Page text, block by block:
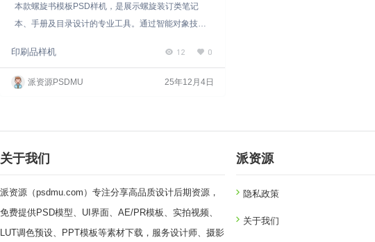
本款螺旋书模板PSD样机，是展示螺旋装订类笔记
本、手册及目录设计的专业工具。通过智能对象技
效果，显著提升设计提案、作品集或营销材料的展示
效率与专业完成度。 核心功能与操作流程 三步智能替
印刷品样机 12 0
派资源PSDMU 25年12月4日
关于我们
派资源（psdmu.com）专注分享高品质设计后期资源，
免费提供PSD模型、UI界面、AE/PR模板、实拍视频、
LUT调色预设、PPT模板等素材下载，服务设计师、摄影
派资源
隐私政策
关于我们